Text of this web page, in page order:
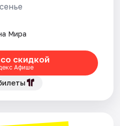
Мира
скидкой
Афише